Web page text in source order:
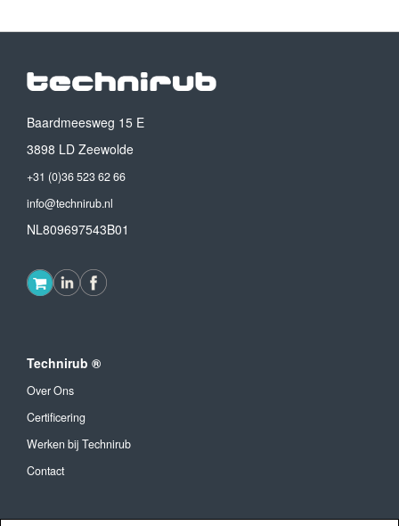
Baardmeesweg 15 E
3898 LD Zeewolde
+31 (0)36 523 62 66
info@technirub.nl
NL809697543B01
Technirub ®
Over Ons
Certificering
Werken bij Technirub
Contact